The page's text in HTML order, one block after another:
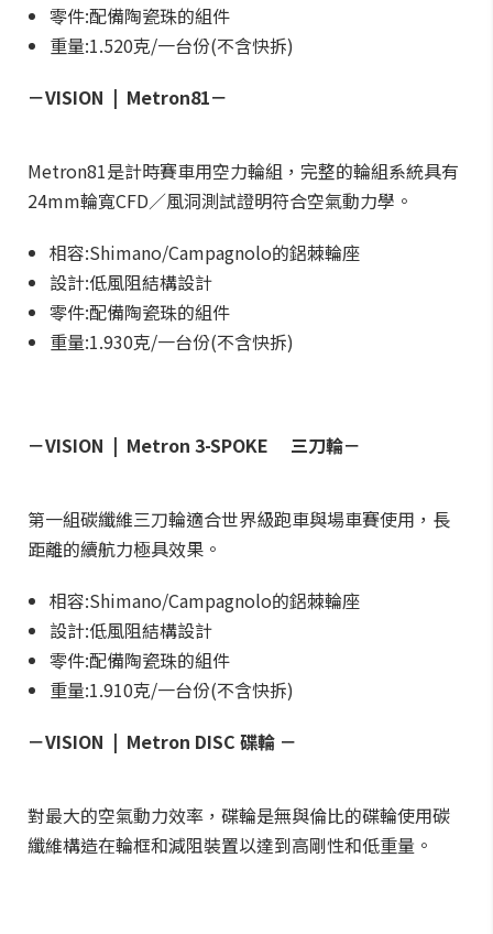
零件:配備陶瓷珠的組件
重量:1.520克/一台份(不含快拆)
－VISION | Metron81－
Metron81是計時賽車用空力輪組，完整的輪組系統具有
24mm輪寬CFD／風洞測試證明符合空氣動力學。
相容:Shimano/Campagnolo的鋁棘輪座
設計:低風阻結構設計
零件:配備陶瓷珠的組件
重量:1.930克/一台份(不含快拆)
－VISION | Metron 3-SPOKE 三刀輪－
第一組碳纖維三刀輪適合世界級跑車與場車賽使用，長
距離的續航力極具效果。
相容:Shimano/Campagnolo的鋁棘輪座
設計:低風阻結構設計
零件:配備陶瓷珠的組件
重量:1.910克/一台份(不含快拆)
－VISION | Metron DISC 碟輪 －
對最大的空氣動力效率，碟輪是無與倫比的碟輪使用碳
纖維構造在輪框和減阻裝置以達到高剛性和低重量。